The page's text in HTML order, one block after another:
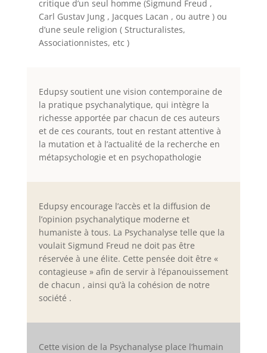
critique d’un seul homme (Sigmund Freud ,
Carl Gustav Jung , Jacques Lacan , ou autre ) ou
d’une seule religion ( Structuralistes,
Associationnistes, etc )
Edupsy soutient une vision contemporaine de
la pratique psychanalytique, qui intègre la
richesse apportée par chacun de ces auteurs
et de ces courants, tout en restant attentive à
la mutation et à l’actualité de la recherche en
métapsychologie et en psychopathologie
Edupsy encourage l’accès et la diffusion de
l’opinion psychanalytique moderne et
humaniste à tous. La Psychanalyse telle que la
voulait Sigmund Freud ne doit pas être
réservée à une élite. Cette pensée doit être «
contagieuse » afin de servir à l’épanouissement
de chacun , ainsi qu’à la cohésion de notre
société .
Cette vision de la Psychanalyse place l’humain